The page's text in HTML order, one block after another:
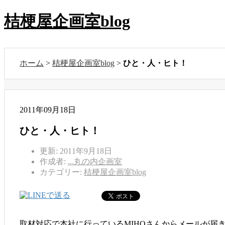
桔梗屋企画室blog
ホーム > 桔梗屋企画室blog > ひと・人・ヒト！
2011年09月18日
ひと・人・ヒト！
更新: 2011年9月18日
作成者: ...丸の内企画室
カテゴリー: 桔梗屋企画室blog